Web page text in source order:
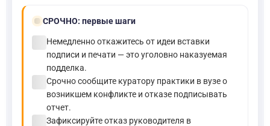
boltСРОЧНО: первые шаги
Немедленно откажитесь от идеи вставки
подписи и печати — это уголовно наказуемая
подделка.
Срочно сообщите куратору практики в вузе о
возникшем конфликте и отказе подписывать
отчет.
Зафиксируйте отказ руководителя в